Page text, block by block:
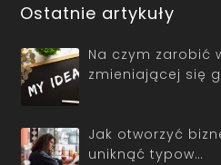
Ostatnie artykuły
Na czym zarobić
zmieniającej się
Jak otworzyć
uniknąć typow…